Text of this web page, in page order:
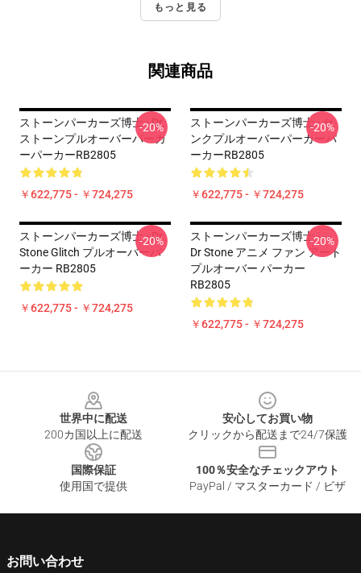
もっと見る
関連商品
ストーンパーカーズ博士 - Dr.
ストーンプルオーバーパーカ
ーパーカーRB2805
￥622,775 - ￥724,275
-20%
ストーンパーカーズ博士 - セ
ンクプルオーバーパーカーパ
ーカーRB2805
￥622,775 - ￥724,275
-20%
ストーンパーカーズ博士 - Dr.
Stone Glitch プルオーバーパ
ーカー RB2805
￥622,775 - ￥724,275
-20%
ストーンパーカーズ博士 - - -
Dr Stone アニメ ファン アート
プルオーバー パーカー
RB2805
￥622,775 - ￥724,275
-20%
世界中に配送
200カ国以上に配送
安心してお買い物
クリックから配送まで24/7保護
国際保証
使用国で提供
100％安全なチェックアウト
PayPal / マスターカード / ビザ
お問い合わせ